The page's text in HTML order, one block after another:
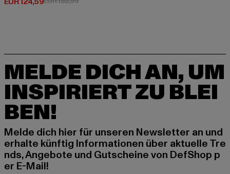
MELDE DICH AN, UM
INSPIRIERT ZU BLEI
BEN!
Melde dich hier für unseren Newsletter an und
erhalte künftig Informationen über aktuelle Tre
nds, Angebote und Gutscheine von DefShop p
er E-Mail!